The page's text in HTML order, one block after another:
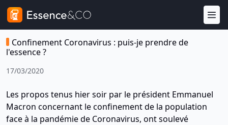
Confinement Coronavirus : puis-je prendre de
l'essence ?
17/03/2020
Les propos tenus hier soir par le président Emmanuel
Macron concernant le confinement de la population
face à la pandémie de Coronavirus, ont soulevé